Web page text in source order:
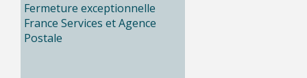
Fermeture exceptionnelle
France Services et Agence
Postale